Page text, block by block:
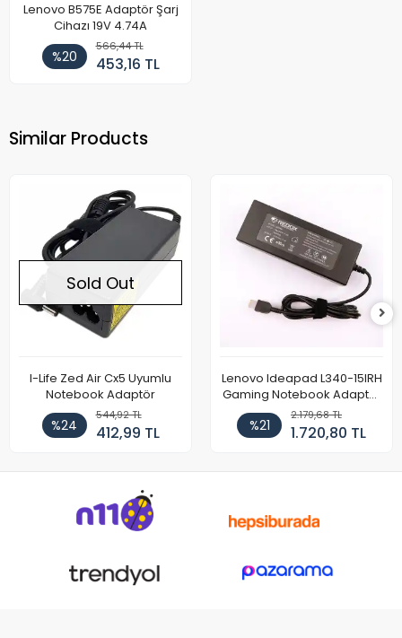
Lenovo B575E Adaptör Şarj
Cihazı 19V 4.74A
%20
566,44 TL
453,16 TL
Similar Products
Sold Out
I-Life Zed Air Cx5 Uyumlu
Notebook Adaptör
%24
544,92 TL
412,99 TL
Lenovo Ideapad L340-15IRH
Gaming Notebook Adaptör
Cihazı Şarj Aleti (150W)
%21
2.179,68 TL
1.720,80 TL